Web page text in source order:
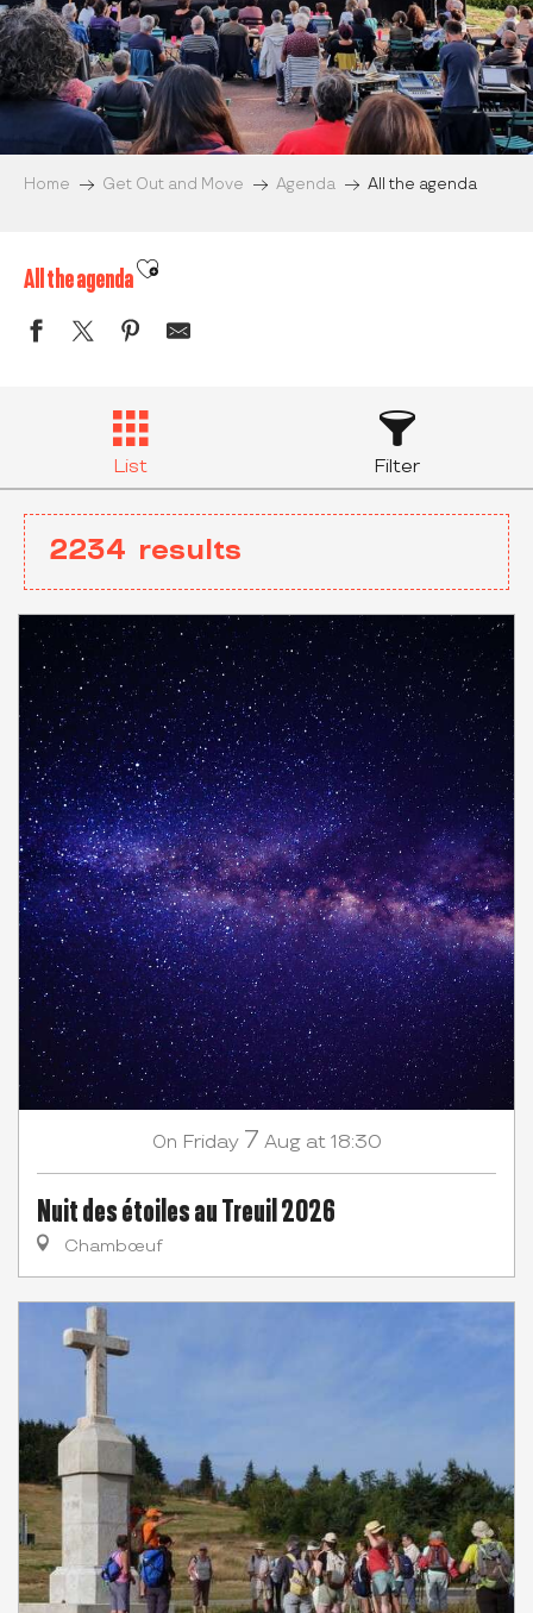
Home Get Out and Move Agenda All the agenda
All the agendaAjouter aux favoris
List Filter
2234 results
On Friday 7 Aug at 18:30
Nuit des étoiles au Treuil 2026
Chambœuf